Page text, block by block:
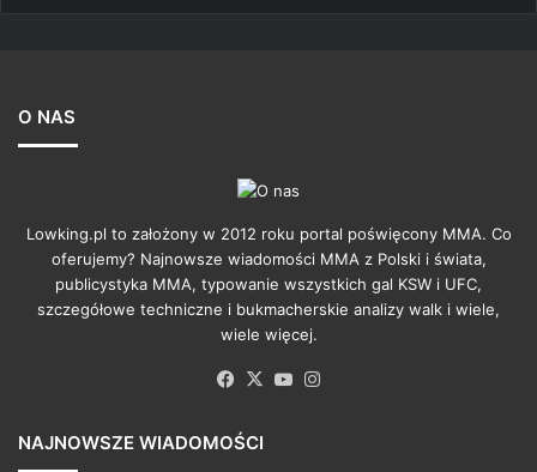
O NAS
Lowking.pl to założony w 2012 roku portal poświęcony MMA. Co
oferujemy? Najnowsze wiadomości MMA z Polski i świata,
publicystyka MMA, typowanie wszystkich gal KSW i UFC,
szczegółowe techniczne i bukmacherskie analizy walk i wiele,
wiele więcej.
Facebook
X YouTube
NAJNOWSZE WIADOMOŚCI